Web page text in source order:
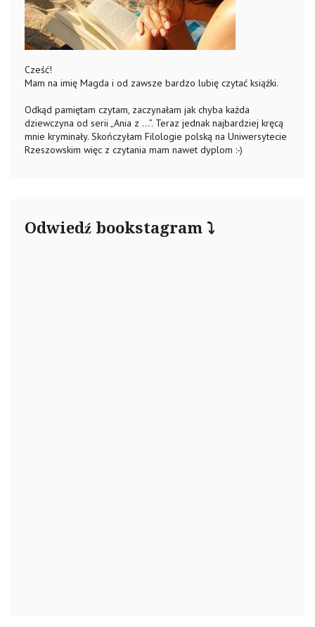
Cześć!
Mam na imię Magda i od zawsze bardzo lubię czytać książki.
Odkąd pamiętam czytam, zaczynałam jak chyba każda
dziewczyna od serii „Ania z …”. Teraz jednak najbardziej kręcą
mnie kryminały. Skończyłam Filologie polską na Uniwersytecie
Rzeszowskim więc z czytania mam nawet dyplom :-)
Odwiedź bookstagram ⤵